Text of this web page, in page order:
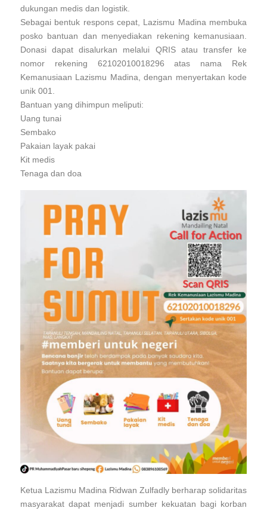
dukungan medis dan logistik.
Sebagai bentuk respons cepat, Lazismu Madina membuka
posko bantuan dan menyediakan rekening kemanusiaan.
Donasi dapat disalurkan melalui QRIS atau transfer ke
nomor rekening 62102010018296 atas nama Rek
Kemanusiaan Lazismu Madina, dengan menyertakan kode
unik 001.
Bantuan yang dihimpun meliputi:
Uang tunai
Sembako
Pakaian layak pakai
Kit medis
Tenaga dan doa
Ketua Lazismu Madina Ridwan Zulfadly berharap solidaritas
masyarakat dapat menjadi sumber kekuatan bagi korban